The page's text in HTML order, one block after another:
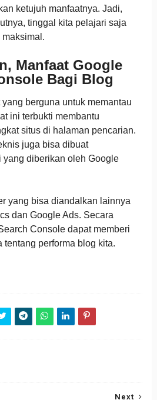
ketujuh manfaatnya. Jadi,
tinggal kita pelajari saja
Manfaat Google
Bagi Blog
berguna untuk memantau
ini terbukti membantu
situs di halaman pencarian.
juga bisa dibuat
yang diberikan oleh Google
yang bisa diandalkan lainnya
dan Google Ads. Secara
Console dapat memberi
tentang performa blog kita.
Next